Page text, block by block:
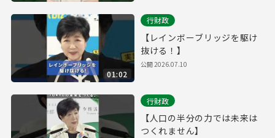
01:02
行財政
【レインボーブリッジを駆け
抜ける！】
公開2026.07.10
行財政
【人口の半分の力では未来は
つくれません】